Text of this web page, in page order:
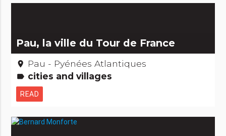
Pau, la ville du Tour de France
place Pau - Pyénées Atlantiques
label cities and villages
READ